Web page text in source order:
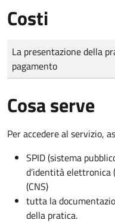
Costi
Tipo di pagamento
Importo
La presentazione della
pagamento
Cosa serve
Per accedere al servizio,
SPID (sistema
d’identità elettronica
(CNS)
tutta la
della pratica.